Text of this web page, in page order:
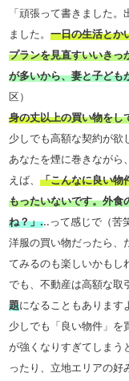
「頑張って書きました
ました。一日の生活とか
プランを見直すいいきっ
が多いから、妻と子ど
区）
身の丈以上の買い物をし
少しでも高額な契約が欲
あなたを煙に巻きながら
えば、「こんなに良い物
もったいないです。外食
ね？」...って感じで（苦
洋服の買い物だったら、
てみるのも楽しいかもし
でも、不動産は高額な取
題になることもあります
少しでも「良い物件」を
が強くなりすぎてしまう
ったり、立地エリアの